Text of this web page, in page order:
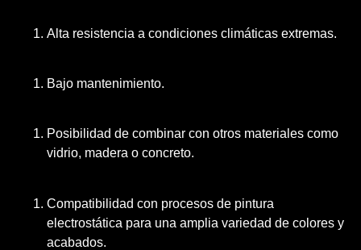
Alta resistencia a condiciones climáticas extremas.
Bajo mantenimiento.
Posibilidad de combinar con otros materiales como
vidrio, madera o concreto.
Compatibilidad con procesos de pintura
electrostática para una amplia variedad de colores y
acabados.